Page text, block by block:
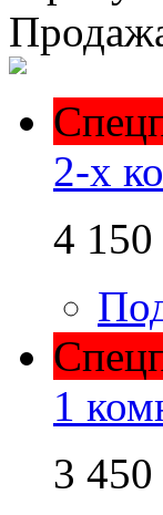
2-х
4 150
1
3 450